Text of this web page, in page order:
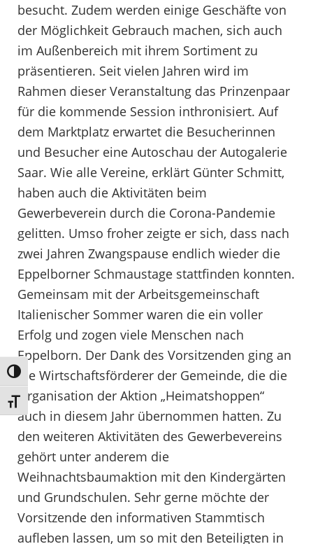
Umschalten auf hohe Kontraste
Schrift vergrößern
besucht. Zudem werden einige Geschäfte von
der Möglichkeit Gebrauch machen, sich auch
im Außenbereich mit ihrem Sortiment zu
präsentieren. Seit vielen Jahren wird im
Rahmen dieser Veranstaltung das Prinzenpaar
für die kommende Session inthronisiert. Auf
dem Marktplatz erwartet die Besucherinnen
und Besucher eine Autoschau der Autogalerie
Saar. Wie alle Vereine, erklärt Günter Schmitt,
haben auch die Aktivitäten beim
Gewerbeverein durch die Corona-Pandemie
gelitten. Umso froher zeigte er sich, dass nach
zwei Jahren Zwangspause endlich wieder die
Eppelborner Schmaustage stattfinden konnten.
Gemeinsam mit der Arbeitsgemeinschaft
Italienischer Sommer waren die ein voller
Erfolg und zogen viele Menschen nach
Eppelborn. Der Dank des Vorsitzenden ging an
die Wirtschaftsförderer der Gemeinde, die die
Organisation der Aktion „Heimatshoppen“
auch in diesem Jahr übernommen hatten. Zu
den weiteren Aktivitäten des Gewerbevereins
gehört unter anderem die
Weihnachtsbaumaktion mit den Kindergärten
und Grundschulen. Sehr gerne möchte der
Vorsitzende den informativen Stammtisch
aufleben lassen, um so mit den Beteiligten in